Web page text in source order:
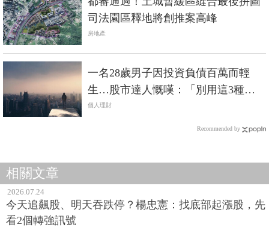
司法園區釋地將創推案高峰
房地產
一名28歲男子因投資負債百萬而輕
生…股市達人慨嘆：「別用這3種方
式做股票！」
個人理財
Recommended by
相關文章
2026.07.24
今天追飆股、明天吞跌停？楊忠憲：找底部起漲股，先
看2個轉強訊號